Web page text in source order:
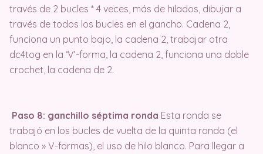
través de 2 bucles * 4 veces, más de hilados, dibujar a
través de todos los bucles en el gancho. Cadena 2,
funciona un punto bajo, la cadena 2, trabajar otra
dc4tog en la ‘V’-forma, la cadena 2, funciona una doble
crochet, la cadena de 2.
Paso 8: ganchillo séptima ronda Esta ronda se
trabajó en los bucles de vuelta de la quinta ronda (el
blanco » V-formas), el uso de hilo blanco. Para llegar a